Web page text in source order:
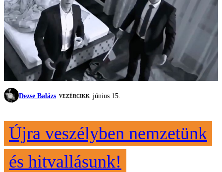
Dezse Balázs VEZÉRCIKK június 15.
Újra veszélyben nemzetünk
és hitvallásunk!